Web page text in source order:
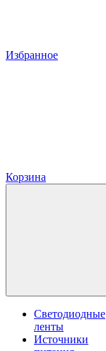
Избранное
Корзина
Светодиодные
ленты
Источники